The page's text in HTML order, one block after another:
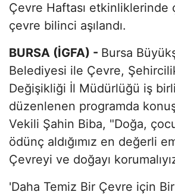
Çevre Haftası etkinliklerinde
çevre bilinci aşılandı.
BURSA (İGFA) - Bursa
Belediyesi ile Çevre,
Değişikliği İl Müdürlüğü iş
düzenlenen programda
Vekili Şahin Biba, "Doğa,
ödünç aldığımız en değerli
Çevreyi ve doğayı
'Daha Temiz Bir Çevre için